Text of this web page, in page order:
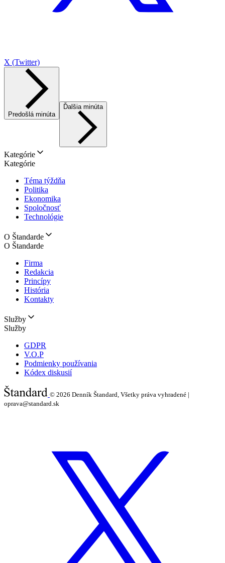
X (Twitter)
Predošlá minúta
Ďalšia minúta
Kategórie
Kategórie
Téma týždňa
Politika
Ekonomika
Spoločnosť
Technológie
O Štandarde
O Štandarde
Firma
Redakcia
Princípy
História
Kontakty
Služby
Služby
GDPR
V.O.P
Podmienky používania
Kódex diskusií
© 2026 Denník Štandard, Všetky práva vyhradené |
oprava@standard.sk